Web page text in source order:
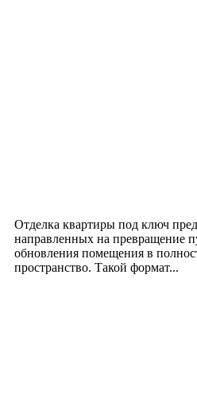
Отделка квартиры под ключ
направленных на превращение
обновления помещения в
пространство. Такой формат...
логотипом: